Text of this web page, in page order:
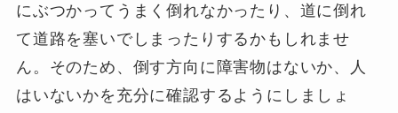
にぶつかってうまく倒れなかったり、道に倒れ
て道路を塞いでしまったりするかもしれませ
ん。そのため、倒す方向に障害物はないか、人
はいないかを充分に確認するようにしましょ